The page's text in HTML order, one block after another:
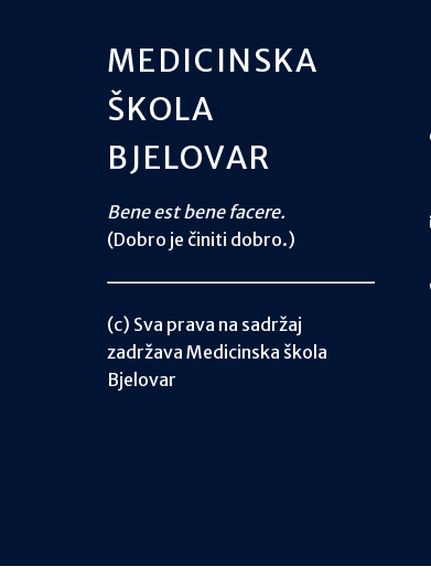
MEDICINSKA
ŠKOLA
BJELOVAR
Bene est bene facere.
(Dobro je činiti dobro.)
(c) Sva prava na sadržaj
zadržava Medicinska škola
Bjelovar